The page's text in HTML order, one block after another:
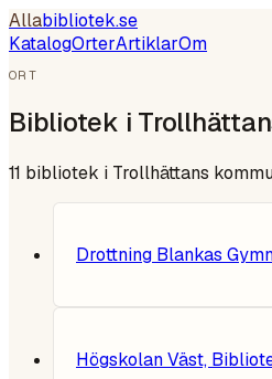
Allabibliotek.se
KatalogOrterArtiklarOm
ORT
Bibliotek i
11 bibliotek i Trollhättans
Drottning Blankas
Högskolan Väst,